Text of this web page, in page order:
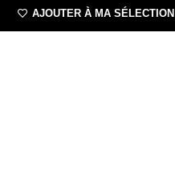
AJOUTER À MA SÉLECTION